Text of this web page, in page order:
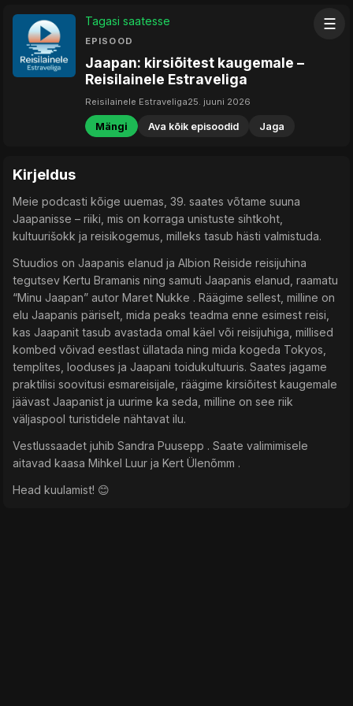
☰
Tagasi saatesse
EPISOOD
Jaapan: kirsiõitest kaugemale –
Reisilainele Estraveliga
Reisilainele Estraveliga25. juuni 2026
Mängi Ava kõik episoodid Jaga
Kirjeldus
Meie podcasti kõige uuemas, 39. saates võtame suuna
Jaapanisse – riiki, mis on korraga unistuste sihtkoht,
kultuurišokk ja reisikogemus, milleks tasub hästi valmistuda.
Stuudios on Jaapanis elanud ja Albion Reiside reisijuhina
tegutsev Kertu Bramanis ning samuti Jaapanis elanud, raamatu
“Minu Jaapan” autor Maret Nukke . Räägime sellest, milline on
elu Jaapanis päriselt, mida peaks teadma enne esimest reisi,
kas Jaapanit tasub avastada omal käel või reisijuhiga, millised
kombed võivad eestlast üllatada ning mida kogeda Tokyos,
templites, looduses ja Jaapani toidukultuuris. Saates jagame
praktilisi soovitusi esmareisijale, räägime kirsiõitest kaugemale
jäävast Jaapanist ja uurime ka seda, milline on see riik
väljaspool turistidele nähtavat ilu.
Vestlussaadet juhib ⁠Sandra Puusepp⁠ . Saate valimimisele
aitavad kaasa ⁠Mihkel Luur⁠ ja ⁠Kert Ülenõmm⁠ .
Head kuulamist! 😊